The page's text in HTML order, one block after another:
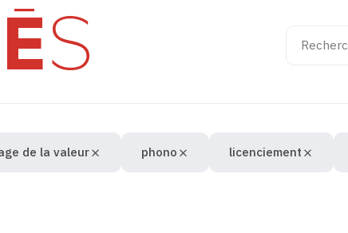
Recherche
de la valeur phono licenciement